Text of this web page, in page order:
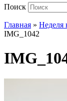
Поиск
Главная » Неделя
IMG_1042